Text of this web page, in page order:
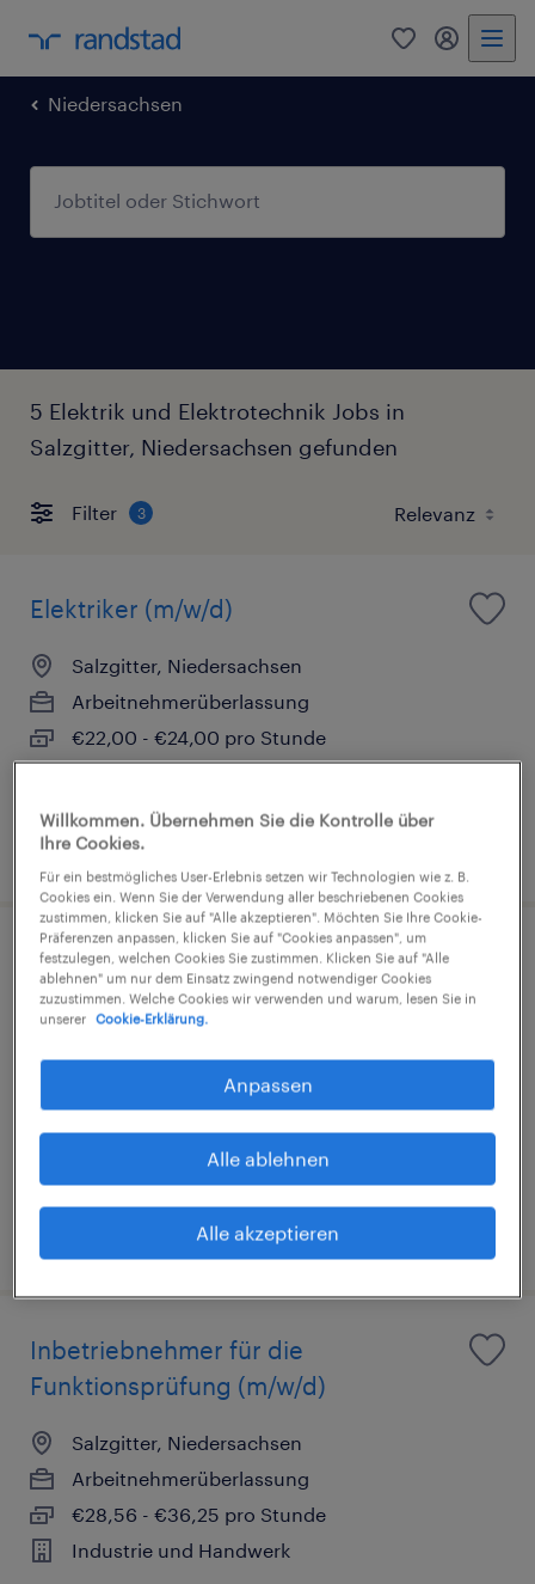
0 Mein
Niedersachsen
5 Elektrik und Elektrotechnik Jobs in
Salzgitter, Niedersachsen gefunden
Filter 3
Elektriker (m/w/d)
Salzgitter, Niedersachsen
Arbeitnehmerüberlassung
€22,00 - €24,00 pro Stunde
4. August 2026
Elektroanlagenmonteur (m/w/d)
Salzgitter, Niedersachsen
Arbeitnehmerüberlassung
€17,00 - €22,30 pro Stunde
Industrie und Handwerk
Inbetriebnehmer für die
Funktionsprüfung (m/w/d)
Salzgitter, Niedersachsen
Arbeitnehmerüberlassung
€28,56 - €36,25 pro Stunde
Industrie und Handwerk
Willkommen. Übernehmen Sie die Kontrolle über
Ihre Cookies.
Für ein bestmögliches User-Erlebnis setzen wir Technologien wie z. B.
Cookies ein. Wenn Sie der Verwendung aller beschriebenen Cookies
zustimmen, klicken Sie auf "Alle akzeptieren". Möchten Sie Ihre Cookie-
Präferenzen anpassen, klicken Sie auf "Cookies anpassen", um
festzulegen, welchen Cookies Sie zustimmen. Klicken Sie auf "Alle
ablehnen" um nur dem Einsatz zwingend notwendiger Cookies
zuzustimmen. Welche Cookies wir verwenden und warum, lesen Sie in
unserer
Cookie-Erklärung.
Anpassen
Alle ablehnen
Alle akzeptieren